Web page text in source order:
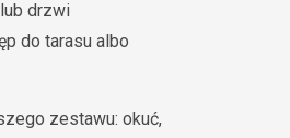
drzwi
do tarasu albo
zestawu: okuć,